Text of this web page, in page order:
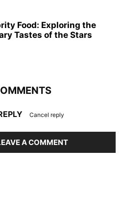
Food: Exploring the
Tastes of the Stars
Cancel reply
A COMMENT